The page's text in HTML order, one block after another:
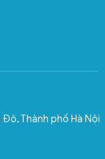
Đô,Thành phố Hà Nội